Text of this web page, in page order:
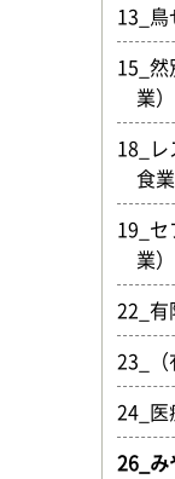
13_鳥
15_
業）
18_
食業
19_
業）
22_有
23_（
24_医
26_み